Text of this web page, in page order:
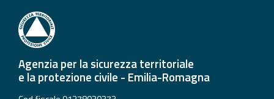
Agenzia per la sicurezza territoriale
e la protezione civile - Emilia-Romagna